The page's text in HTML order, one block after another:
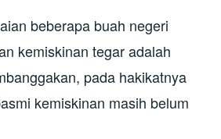
beberapa buah negeri
kemiskinan tegar adalah
pada hakikatnya
kemiskinan masih belum